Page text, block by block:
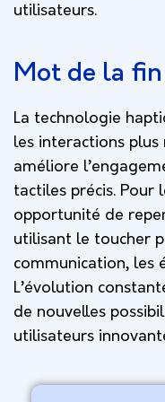
utilisateurs.
Mot de la fin
La technologie
les interactions plus
améliore
tactiles précis. Pour
opportunité de
utilisant le toucher
communication, les
L’évolution
de nouvelles
utilisateurs